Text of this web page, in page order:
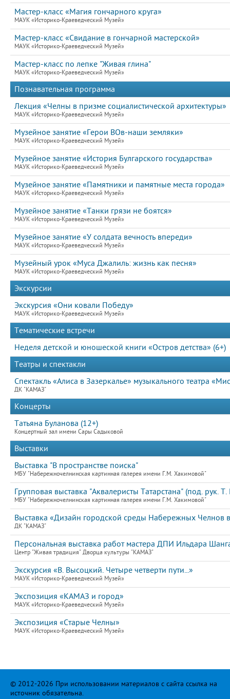
Мастер-класс «Магия гончарного круга»
МАУК «Историко-Краеведческий Музей»
Мастер-класс «Свидание в гончарной мастерской»
МАУК «Историко-Краеведческий Музей»
Мастер-класс по лепке "Живая глина"
МАУК «Историко-Краеведческий Музей»
Познавательная программа
Лекция «Челны в призме социалистической архитектуры»
МАУК «Историко-Краеведческий Музей»
Музейное занятие «Герои ВОв-наши земляки»
МАУК «Историко-Краеведческий Музей»
Музейное занятие «История Булгарского государства»
МАУК «Историко-Краеведческий Музей»
Музейное занятие «Памятники и памятные места города»
МАУК «Историко-Краеведческий Музей»
Музейное занятие «Танки грязи не боятся»
МАУК «Историко-Краеведческий Музей»
Музейное занятие «У солдата вечность впереди»
МАУК «Историко-Краеведческий Музей»
Музейный урок «Муса Джалиль: жизнь как песня»
МАУК «Историко-Краеведческий Музей»
Экскурсии
Экскурсия «Они ковали Победу»
МАУК «Историко-Краеведческий Музей»
Тематические встречи
Неделя детской и юношеской книги «Остров детства» (6+)
Театры и спектакли
Спектакль «Алиса в Зазеркалье» музыкального театра
ДК "КАМАЗ"
Концерты
Татьяна Буланова (12+)
Концертный зал имени Сары Садыковой
Выставки
Выставка "В пространстве поиска"
МБУ "Набережночелнинская картинная галерея имени Г.М. Хакимовой"
Групповая выставка "Аквалеристы Татарстана" (под. рук.
МБУ "Набережночелнинская картинная галерея имени Г.М. Хакимовой"
Выставка «Дизайн городской среды Набережных Челнов
ДК "КАМАЗ"
Персональная выставка работ мастера ДПИ Ильдара
Центр "Живая традиция" Дворца культуры "КАМАЗ"
Экскурсия «В. Высоцкий. Четыре четверти пути...»
МАУК «Историко-Краеведческий Музей»
Экспозиция «КАМАЗ и город»
МАУК «Историко-Краеведческий Музей»
Экспозиция «Старые Челны»
МАУК «Историко-Краеведческий Музей»
© 2012-2026 При использовании материалов с сайта ссылка на
источник обязательна.